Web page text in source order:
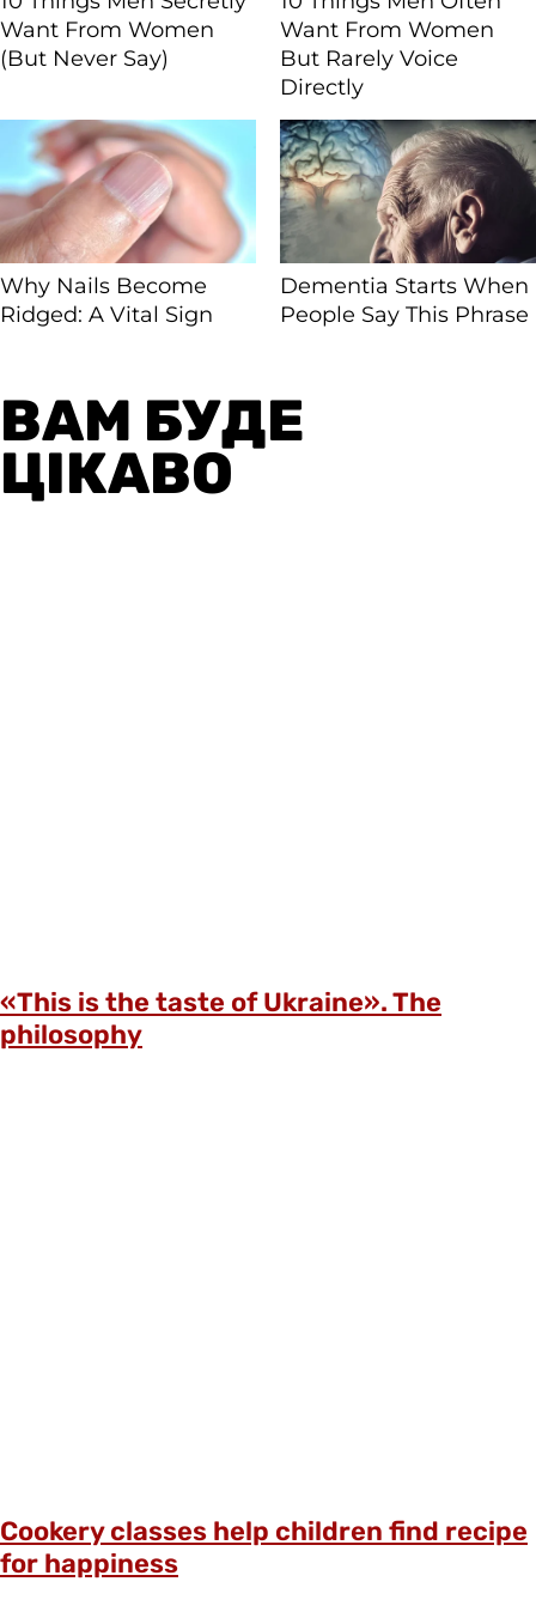
ВАМ БУДЕ
ЦІКАВО
«This is the taste of Ukraine». The
philosophy
Cookery classes help children find recipe
for happiness